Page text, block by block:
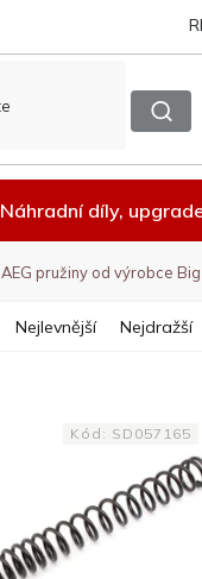
Náhradní díly,
AEG pružiny od výrobce
Nejlevnější Nejdražší
Kód: SD057165